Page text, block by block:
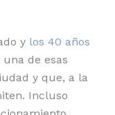
y los 40 años
una de esas
y que, a la
Incluso